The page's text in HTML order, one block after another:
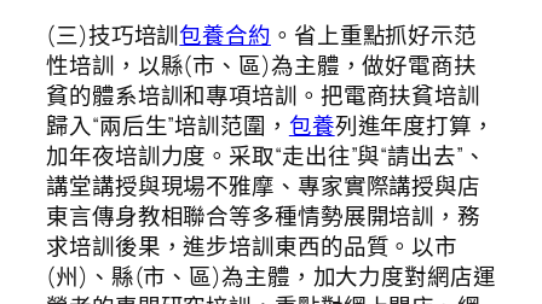
(三)技巧培訓包養合約 。省上重點抓好示范
性培訓，以縣(市、區)為主體，做好電商扶
貧的體系培訓和專項培訓。把電商扶貧培訓
歸入“兩后生”培訓范圍， 包養列進年度打算，
加年夜培訓力度。采取“走出往”與“請出去”、
講堂講授與現場不雅摩、專家實際講授與店
東言傳身教相聯合等多種情勢展開培訓，務
求培訓後果，進步培訓東西的品質。以市
(州)、縣(市、區)為主體，加大力度對網店運